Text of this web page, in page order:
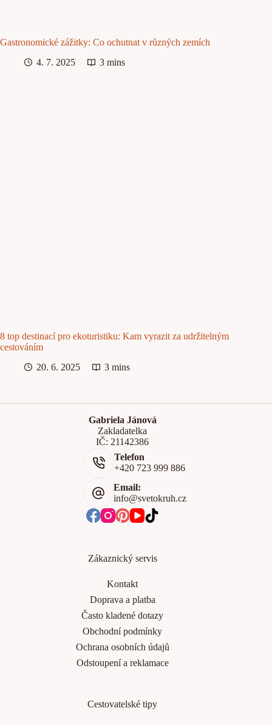
Gastronomické zážitky: Co ochutnat v různých zemích
4. 7. 2025
3 mins
8 top destinací pro ekoturistiku: Kam vyrazit za udržitelným
cestováním
20. 6. 2025
3 mins
Gabriela Jánová
Zakladatelka
IČ: 21142386
Telefon
+420 723 999 886
Email:
info@svetokruh.cz
Zákaznický servis
Kontakt
Doprava a platba
Často kladené dotazy
Obchodní podmínky
Ochrana osobních údajů
Odstoupení a reklamace
Cestovatelské tipy